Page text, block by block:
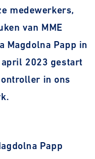
medewerkers,
van MME
Magdolna Papp in
2023 gestart
in ons
Papp